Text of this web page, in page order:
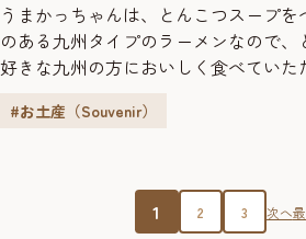
うまかっちゃんは、とんこつスープを
のある九州タイプのラーメンなので
好きな九州の方においしく食べていた
は、からし高菜の風味と辛味がきいた
子の辛味を効かせて特徴づけた、...
#お土産（Souvenir）
1 2 3 次へ